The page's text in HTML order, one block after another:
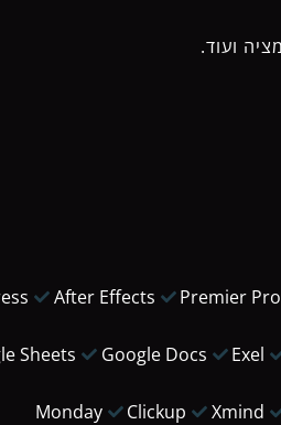
Premier Pro
After Effects
Exel
Google Docs
Sheets
Xmind
Clickup
Monday